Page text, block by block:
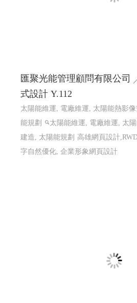
匯聚光能管理顧問有限公司
式設計 Y.112
太陽能維運, 電廠維運, 太陽能熱影
能規劃
太陽能維運, 電廠維運, 太
建造, 太陽能規劃 高雄網頁設計
字自然優化, 企業形象網頁設計